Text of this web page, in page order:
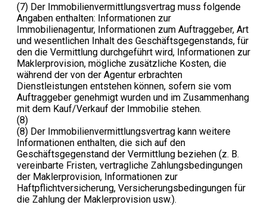
(7) Der Immobilienvermittlungsvertrag muss folgende
Angaben enthalten: Informationen zur
Immobilienagentur, Informationen zum Auftraggeber, Art
und wesentlichen Inhalt des Geschäftsgegenstands, für
den die Vermittlung durchgeführt wird, Informationen zur
Maklerprovision, mögliche zusätzliche Kosten, die
während der von der Agentur erbrachten
Dienstleistungen entstehen können, sofern sie vom
Auftraggeber genehmigt wurden und im Zusammenhang
mit dem Kauf/Verkauf der Immobilie stehen.
(8)
(8) Der Immobilienvermittlungsvertrag kann weitere
Informationen enthalten, die sich auf den
Geschäftsgegenstand der Vermittlung beziehen (z. B.
vereinbarte Fristen, vertragliche Zahlungsbedingungen
der Maklerprovision, Informationen zur
Haftpflichtversicherung, Versicherungsbedingungen für
die Zahlung der Maklerprovision usw.).